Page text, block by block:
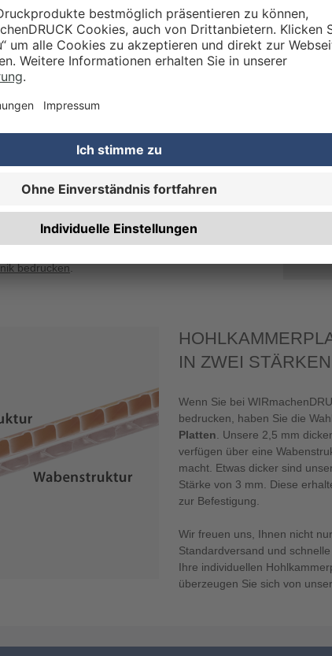
HOHLKAMMERPLATTEN IM
MIT DIGITALDRUCK
im Querformat bedrucken wir
Druckergebnisse zu günstigen Preisen
Montage Ihrer Hohlkammerplatten im Querformat
sich im Bestellprozess Lochbohrungen in den
Unsere Querformat-Hohlkammerplatten sind weiß;
bedrucken.
IN ZWEI
Wenn Sie bei
bedrucken, haben Sie die
Platten . Unsere 2,5 mm
verfügen über eine
macht. Etwas dicker sind
Stärke von 3 mm. Diese
zur Befestigung.
Wir freuen uns, Ihnen nicht
Standardversand und
Ihre individuellen
überzeugen Sie sich von